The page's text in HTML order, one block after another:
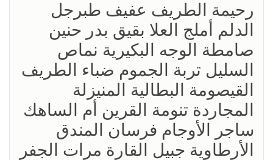
رحيمة الطريف عفيف طبرجل
الدلم أملج العلا بقيق بدر حنين
صامطة الوجه البكيرية نماص
السليل تربة الجموم ضباء الطريف
القيصومة البطالية المنيزلة
المجاردة تنومة القرين أم الساهك
ساجر الأوجام فرسان المندق
الأرطاوية جبيل القارة مرات الجفر